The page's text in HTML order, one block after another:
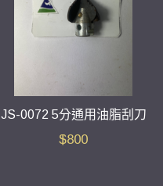
JS-0072 5分通用油脂刮刀
$800